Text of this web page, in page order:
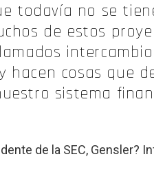
todavía no se
de estos
hacen cosas que
sistema
de la SEC, Gensler?